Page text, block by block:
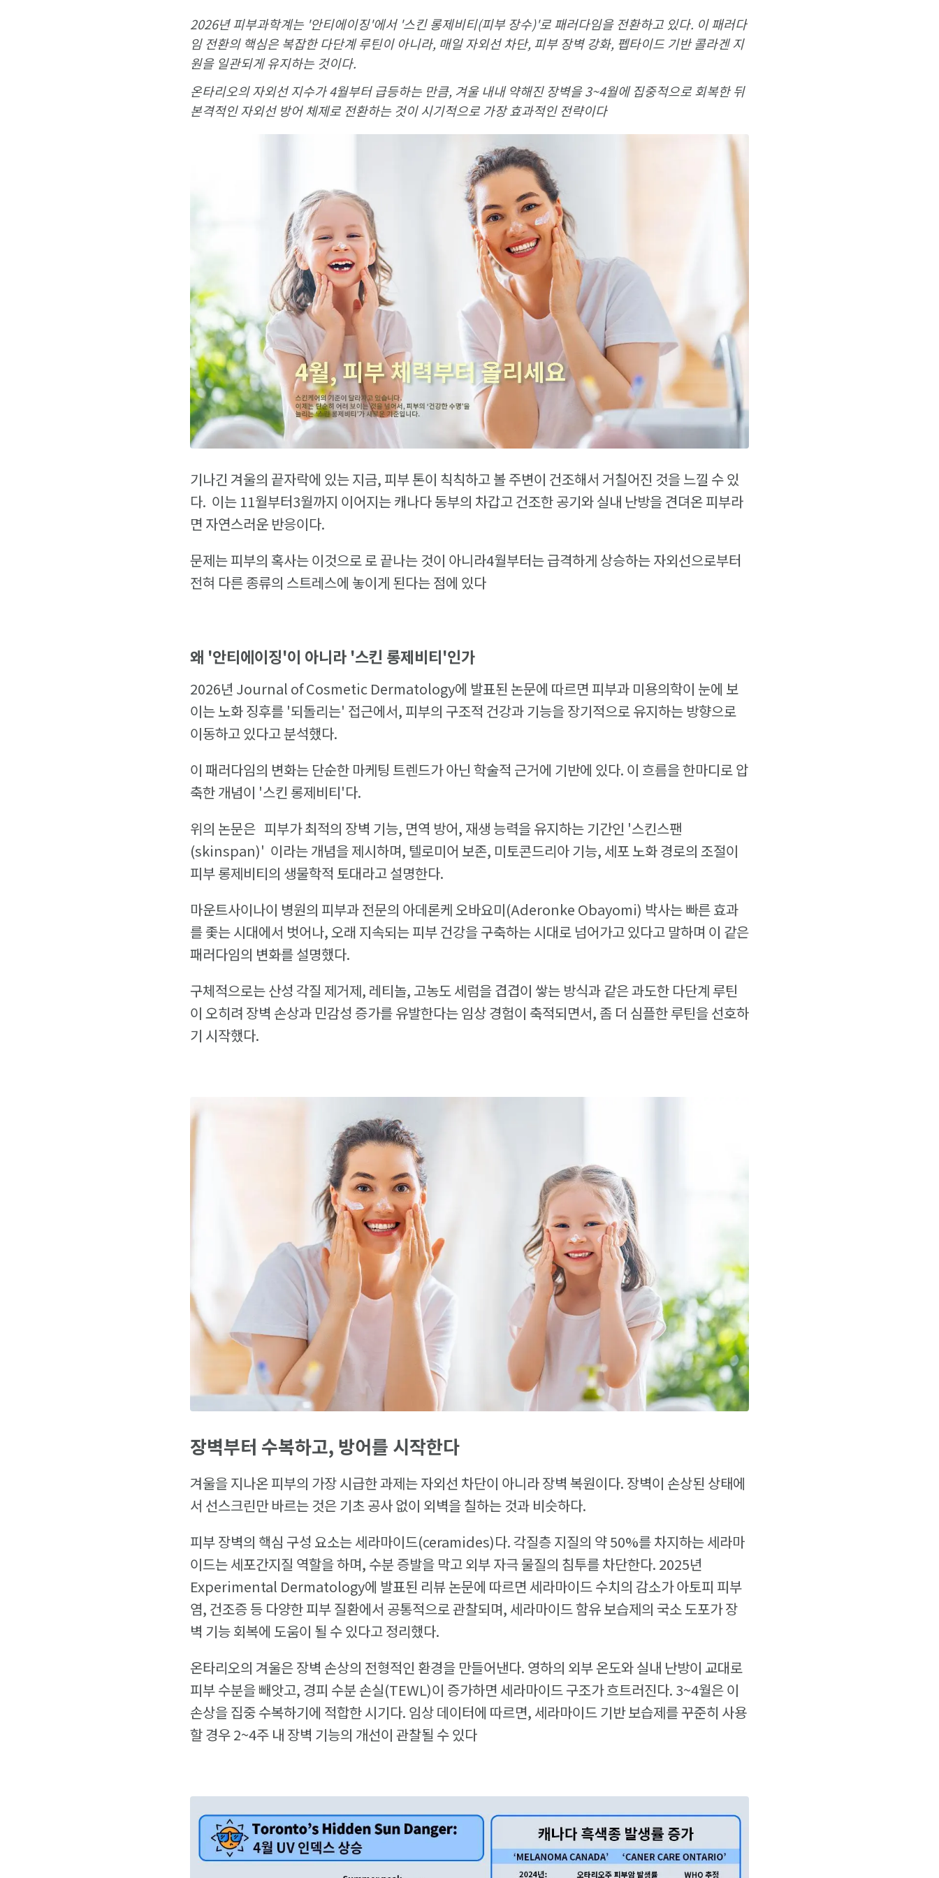
2026년 피부과학계는 '안티에이징'에서 '스킨 롱제비티(피부 장수)'로 패러다임을 전환하고 있다. 이 패러다
임 전환의 핵심은 복잡한 다단계 루틴이 아니라, 매일 자외선 차단, 피부 장벽 강화, 펩타이드 기반 콜라겐 지
원을 일관되게 유지하는 것이다.
온타리오의 자외선 지수가 4월부터 급등하는 만큼, 겨울 내내 약해진 장벽을 3~4월에 집중적으로 회복한 뒤
본격적인 자외선 방어 체제로 전환하는 것이 시기적으로 가장 효과적인 전략이다
기나긴 겨울의 끝자락에 있는 지금, 피부 톤이 칙칙하고 볼 주변이 건조해서 거칠어진 것을 느낄 수 있
다. 이는 11월부터3월까지 이어지는 캐나다 동부의 차갑고 건조한 공기와 실내 난방을 견뎌온 피부라
면 자연스러운 반응이다.
문제는 피부의 혹사는 이것으로 로 끝나는 것이 아니라4월부터는 급격하게 상승하는 자외선으로부터
전혀 다른 종류의 스트레스에 놓이게 된다는 점에 있다
왜 '안티에이징'이 아니라 '스킨 롱제비티'인가
2026년 Journal of Cosmetic Dermatology에 발표된 논문에 따르면 피부과 미용의학이 눈에 보
이는 노화 징후를 '되돌리는' 접근에서, 피부의 구조적 건강과 기능을 장기적으로 유지하는 방향으로
이동하고 있다고 분석했다.
이 패러다임의 변화는 단순한 마케팅 트렌드가 아닌 학술적 근거에 기반에 있다. 이 흐름을 한마디로 압
축한 개념이 '스킨 롱제비티'다.
위의 논문은 피부가 최적의 장벽 기능, 면역 방어, 재생 능력을 유지하는 기간인 '스킨스팬
(skinspan)' 이라는 개념을 제시하며, 텔로미어 보존, 미토콘드리아 기능, 세포 노화 경로의 조절이
피부 롱제비티의 생물학적 토대라고 설명한다.
마운트사이나이 병원의 피부과 전문의 아데론케 오바요미(Aderonke Obayomi) 박사는 빠른 효과
를 좇는 시대에서 벗어나, 오래 지속되는 피부 건강을 구축하는 시대로 넘어가고 있다고 말하며 이 같은
패러다임의 변화를 설명했다.
구체적으로는 산성 각질 제거제, 레티놀, 고농도 세럼을 겹겹이 쌓는 방식과 같은 과도한 다단계 루틴
이 오히려 장벽 손상과 민감성 증가를 유발한다는 임상 경험이 축적되면서, 좀 더 심플한 루틴을 선호하
기 시작했다.
장벽부터 수복하고, 방어를 시작한다
겨울을 지나온 피부의 가장 시급한 과제는 자외선 차단이 아니라 장벽 복원이다. 장벽이 손상된 상태에
서 선스크린만 바르는 것은 기초 공사 없이 외벽을 칠하는 것과 비슷하다.
피부 장벽의 핵심 구성 요소는 세라마이드(ceramides)다. 각질층 지질의 약 50%를 차지하는 세라마
이드는 세포간지질 역할을 하며, 수분 증발을 막고 외부 자극 물질의 침투를 차단한다. 2025년
Experimental Dermatology에 발표된 리뷰 논문에 따르면 세라마이드 수치의 감소가 아토피 피부
염, 건조증 등 다양한 피부 질환에서 공통적으로 관찰되며, 세라마이드 함유 보습제의 국소 도포가 장
벽 기능 회복에 도움이 될 수 있다고 정리했다.
온타리오의 겨울은 장벽 손상의 전형적인 환경을 만들어낸다. 영하의 외부 온도와 실내 난방이 교대로
피부 수분을 빼앗고, 경피 수분 손실(TEWL)이 증가하면 세라마이드 구조가 흐트러진다. 3~4월은 이
손상을 집중 수복하기에 적합한 시기다. 임상 데이터에 따르면, 세라마이드 기반 보습제를 꾸준히 사용
할 경우 2~4주 내 장벽 기능의 개선이 관찰될 수 있다